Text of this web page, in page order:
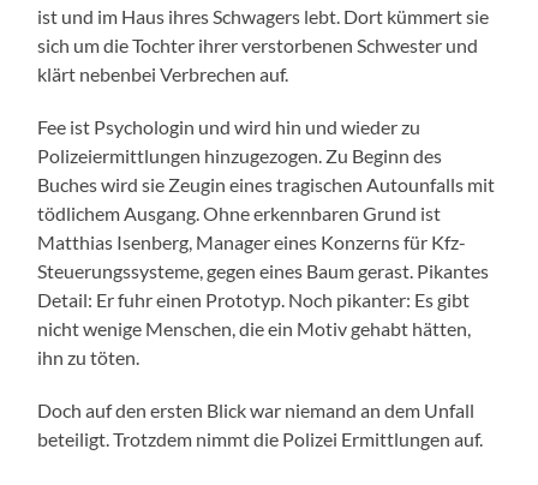
ist und im Haus ihres Schwagers lebt. Dort kümmert sie
sich um die Tochter ihrer verstorbenen Schwester und
klärt nebenbei Verbrechen auf.
Fee ist Psychologin und wird hin und wieder zu
Polizeiermittlungen hinzugezogen. Zu Beginn des
Buches wird sie Zeugin eines tragischen Autounfalls mit
tödlichem Ausgang. Ohne erkennbaren Grund ist
Matthias Isenberg, Manager eines Konzerns für Kfz-
Steuerungssysteme, gegen eines Baum gerast. Pikantes
Detail: Er fuhr einen Prototyp. Noch pikanter: Es gibt
nicht wenige Menschen, die ein Motiv gehabt hätten,
ihn zu töten.
Doch auf den ersten Blick war niemand an dem Unfall
beteiligt. Trotzdem nimmt die Polizei Ermittlungen auf.